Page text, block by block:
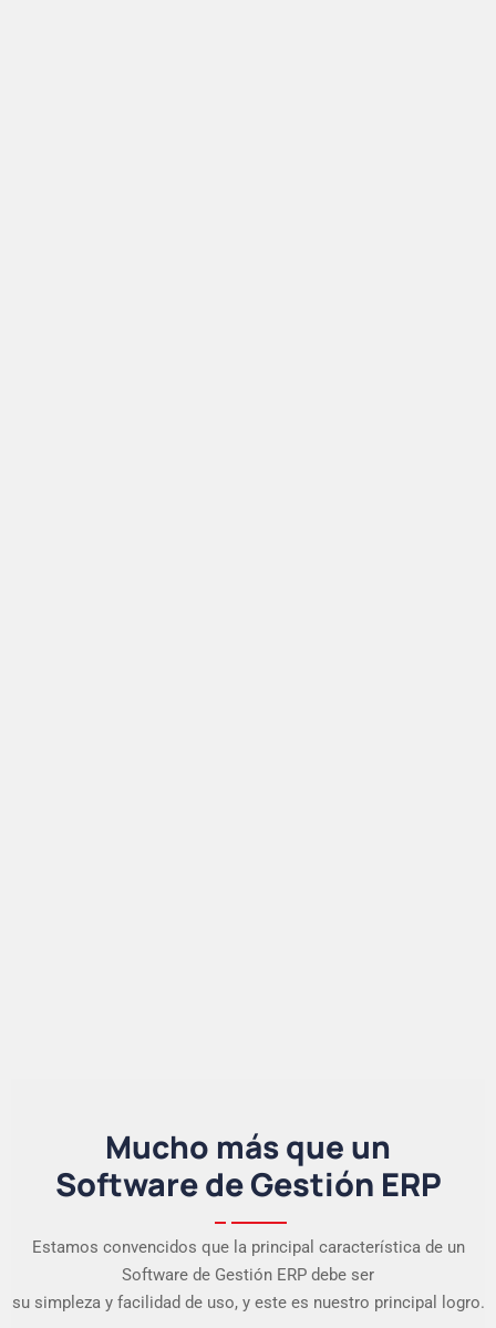
Mucho más que un
Software de Gestión ERP
Estamos convencidos que la principal característica de un
Software de Gestión ERP debe ser
su simpleza y facilidad de uso, y este es nuestro principal logro.